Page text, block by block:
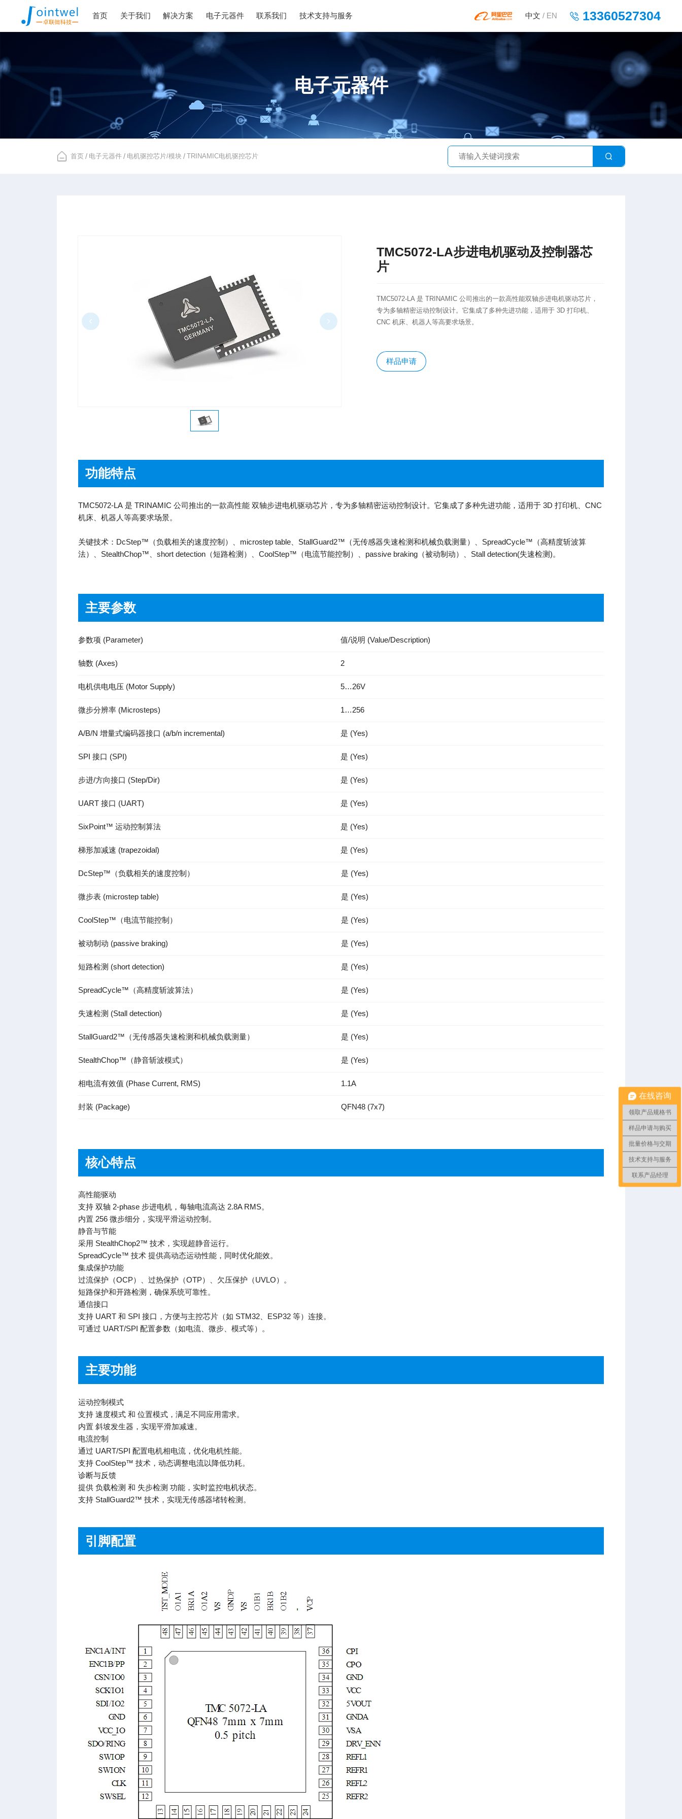
首页 关于我们 解决方案 电子元器件 联系我们 技术支持与服务 中文 / EN 13360527304
电子元器件
首页 / 电子元器件 / 电机驱控芯片/模块 / TRINAMIC电机驱控芯片
TMC5072-LA步进电机驱动及控制器芯
片
TMC5072-LA 是 TRINAMIC 公司推出的一款高性能双轴步进电机驱动芯片，
专为多轴精密运动控制设计。它集成了多种先进功能，适用于 3D 打印机、
CNC 机床、机器人等高要求场景。
样品申请
功能特点
TMC5072-LA 是 TRINAMIC 公司推出的一款高性能 双轴步进电机驱动芯片，专为多轴精密运动控制设计。它集成了多种先进功能，适用于 3D 打印机、CNC
机床、机器人等高要求场景。
关键技术：DcStep™（负载相关的速度控制）、microstep table、StallGuard2™（无传感器失速检测和机械负载测量）、SpreadCycle™（高精度斩波算
法）、StealthChop™、short detection（短路检测）、CoolStep™（电流节能控制）、passive braking（被动制动）、Stall detection(失速检测)。
主要参数
参数项 (Parameter) 值/说明 (Value/Description)
轴数 (Axes) 2
电机供电电压 (Motor Supply) 5…26V
微步分辨率 (Microsteps) 1…256
A/B/N 增量式编码器接口 (a/b/n incremental) 是 (Yes)
SPI 接口 (SPI) 是 (Yes)
步进/方向接口 (Step/Dir) 是 (Yes)
UART 接口 (UART) 是 (Yes)
SixPoint™ 运动控制算法 是 (Yes)
梯形加减速 (trapezoidal) 是 (Yes)
DcStep™（负载相关的速度控制） 是 (Yes)
微步表 (microstep table) 是 (Yes)
CoolStep™（电流节能控制） 是 (Yes)
被动制动 (passive braking) 是 (Yes)
短路检测 (short detection) 是 (Yes)
SpreadCycle™（高精度斩波算法） 是 (Yes)
失速检测 (Stall detection) 是 (Yes)
StallGuard2™（无传感器失速检测和机械负载测量） 是 (Yes)
StealthChop™（静音斩波模式） 是 (Yes)
相电流有效值 (Phase Current, RMS) 1.1A
封装 (Package) QFN48 (7x7)
核心特点
高性能驱动
支持 双轴 2-phase 步进电机，每轴电流高达 2.8A RMS。
内置 256 微步细分，实现平滑运动控制。
静音与节能
采用 StealthChop2™ 技术，实现超静音运行。
SpreadCycle™ 技术 提供高动态运动性能，同时优化能效。
集成保护功能
过流保护（OCP）、过热保护（OTP）、欠压保护（UVLO）。
短路保护和开路检测，确保系统可靠性。
通信接口
支持 UART 和 SPI 接口，方便与主控芯片（如 STM32、ESP32 等）连接。
可通过 UART/SPI 配置参数（如电流、微步、模式等）。
主要功能
运动控制模式
支持 速度模式 和 位置模式，满足不同应用需求。
内置 斜坡发生器，实现平滑加减速。
电流控制
通过 UART/SPI 配置电机相电流，优化电机性能。
支持 CoolStep™ 技术，动态调整电流以降低功耗。
诊断与反馈
提供 负载检测 和 失步检测 功能，实时监控电机状态。
支持 StallGuard2™ 技术，实现无传感器堵转检测。
引脚配置
在线咨询
领取产品规格书
样品申请与购买
批量价格与交期
技术支持与服务
联系产品经理